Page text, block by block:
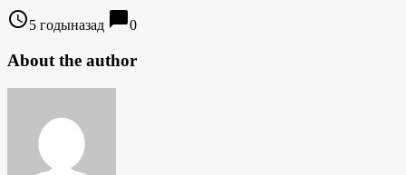
access_time5 годыназад chat_bubble0
About the author